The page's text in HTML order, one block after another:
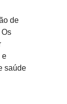
de
e
saúde